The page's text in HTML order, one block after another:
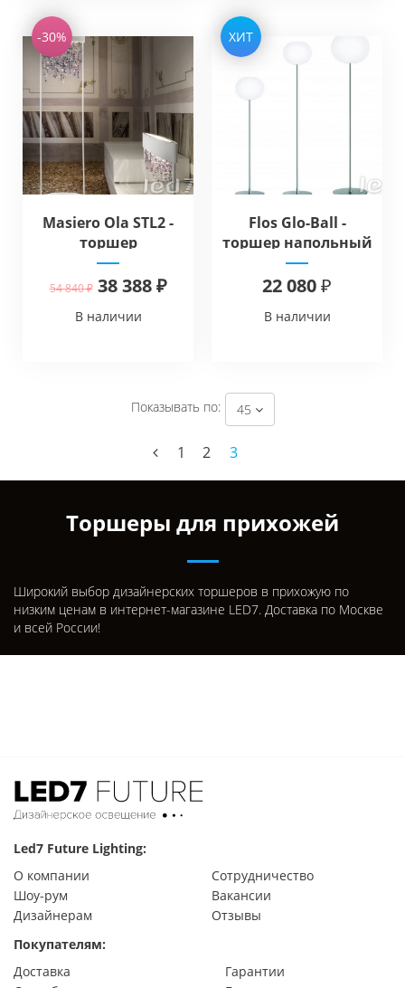
-30%
Masiero Ola STL2 -
торшер
54 840 ₽ 38 388 ₽
В наличии
ХИТ
Flos Glo-Ball -
торшер напольный
22 080 ₽
В наличии
Показывать по: 45
1 2 3
Торшеры для прихожей
Широкий выбор дизайнерских торшеров в прихожую по
низким ценам в интернет-магазине LED7. Доставка по Москве
и всей России!
Led7 Future Lighting:
О компании
Сотрудничество
Шоу-рум
Вакансии
Дизайнерам
Отзывы
Покупателям:
Доставка
Гарантии